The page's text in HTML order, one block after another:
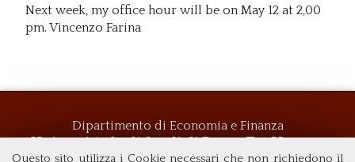
Questo sito utilizza i Cookie necessari che non richiedono il
Next week, my office hour will be on May 12 at 2,00
pm. Vincenzo Farina
Dipartimento di Economia e Finanza
Università degli Studi di RomaTor Vergata